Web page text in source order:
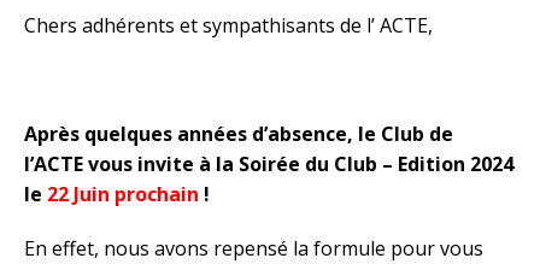
Chers adhérents et sympathisants de l’ ACTE,
Après quelques années d’absence, le Club de
l’ACTE vous invite à la Soirée du Club – Edition 2024
le 22 Juin prochain !
En effet, nous avons repensé la formule pour vous